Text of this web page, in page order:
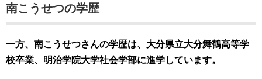
南こうせつの学歴
一方、南こうせつさんの学歴は、大分県立大分舞鶴高等学
校卒業、明治学院大学社会学部に進学しています。